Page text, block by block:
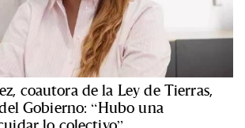
coautora de la Ley de Tierras,
Gobierno: “Hubo una